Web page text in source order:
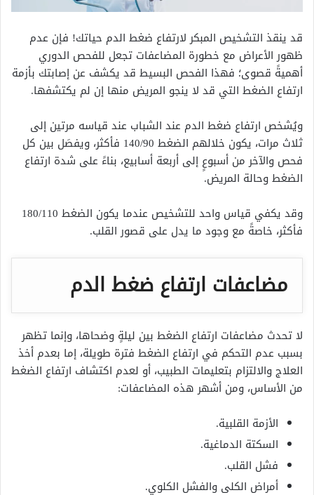
قد ينقذ التشخيص المبكر لارتفاع ضغط الدم حياتك! فإن عدم
ظهور الأعراض مع خطورة المضاعفات تجعل للفحص الدوري
أهميةً قصوى؛ فهذا الفحص البسيط قد يكشف عن إصابتك بأزمة
ارتفاع الضغط التي قد لا ينجو المريض منها إن لم يكتشفها.
ويُشخص ارتفاع ضغط الدم عند الشباب عند قياسه مرتين إلى
ثلاث مرات، يكون خلالهم الضغط 140/90 فأكثر، ويفصَل بين كل
فحص والآخر من أسبوعٍ إلى أربعة أسابيع، بناءً على شدة ارتفاع
الضغط وحالة المريض.
وقد يكفي قياس واحد للتشخيص عندما يكون الضغط 180/110
فأكثر، خاصةً مع وجود ما يدل على قصور القلب.
مضاعفات ارتفاع ضغط الدم
لا تحدث مضاعفات ارتفاع الضغط بين ليلةٍ وضحاها، وإنما تظهر
بسبب عدم التحكم في ارتفاع الضغط فترة طويلة، إما بعدم أخذ
العلاج والالتزام بتعليمات الطبيب، أو لعدم اكتشاف ارتفاع الضغط
من الأساس، ومن أشهر هذه المضاعفات:
الأزمة القلبية.
السكتة الدماغية.
فشل القلب.
أمراض الكلى والفشل الكلوي.